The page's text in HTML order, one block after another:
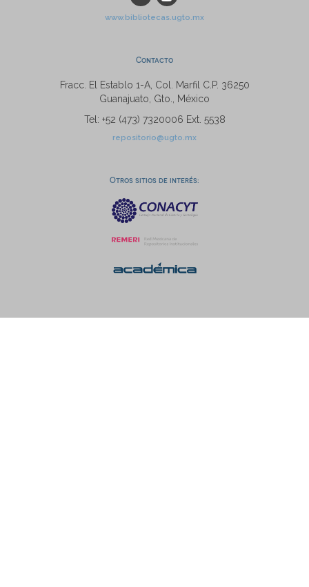
www.bibliotecas.ugto.mx
Contacto
Fracc. El Establo 1-A, Col. Marfil C.P. 36250
Guanajuato, Gto., México
Tel: +52 (473) 7320006 Ext. 5538
repositorio@ugto.mx
Otros sitios de interés: